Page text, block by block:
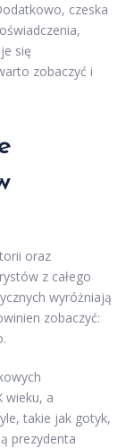
czeska
się
zobaczyć i
oraz
z całego
wyróżniają
zobaczyć:
wieku, a
takie jak gotyk,
prezydenta